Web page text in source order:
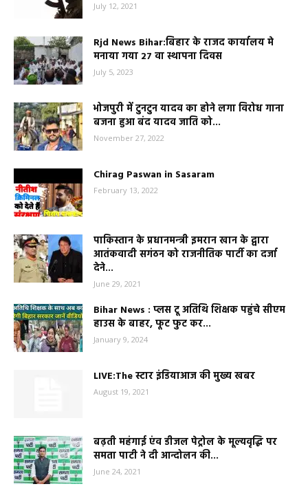
July 12, 2021
Rjd News Bihar:बिहार के राजद कार्यालय मे
मनाया गया 27 वा स्थापना दिवस
July 5, 2023
भोजपुरी में टुनटुन यादव का होने लगा विरोध गाना
बजना हुआ बंद यादव जाति को...
November 27, 2022
Chirag Paswan in Sasaram
February 13, 2022
पाकिस्तान के प्रधानमन्त्री इमरान खान के द्वारा
आतंकवादी सगंठन को राजनीतिक पार्टी का दर्जा
देने...
June 29, 2021
Bihar News : प्लस टू अतिथि शिक्षक पहुंचे सीएम
हाउस के बाहर, फूट फुट कर...
January 9, 2024
LIVE:The स्टार इंडियाआज की मुख्य खबर
August 19, 2021
बढ़ती महंगाई एंव डीजल पेट्रोल के मूल्यवृद्धि पर
समता पाटी ने दी आन्दोलन की...
June 24, 2021